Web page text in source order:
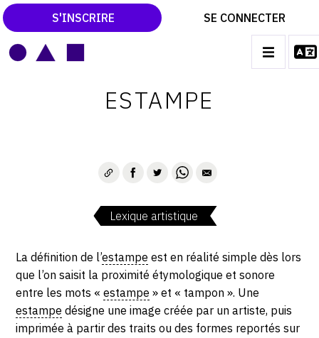
S'INSCRIRE SE CONNECTER
CATALOGUES RAISONNÉS
LES VERNISSAGES
ACTUALITÉS DU MONDE DE L'ART
LEXIQUE ARTISTIQUE
SERVICES
ESTAMPE
Lexique artistique
La définition de l’estampe est en réalité simple dès lors
que l’on saisit la proximité étymologique et sonore
entre les mots «estampe » et « tampon ». Une
estampe désigne une image créée par un artiste, puis
imprimée à partir des traits ou des formes reportés sur